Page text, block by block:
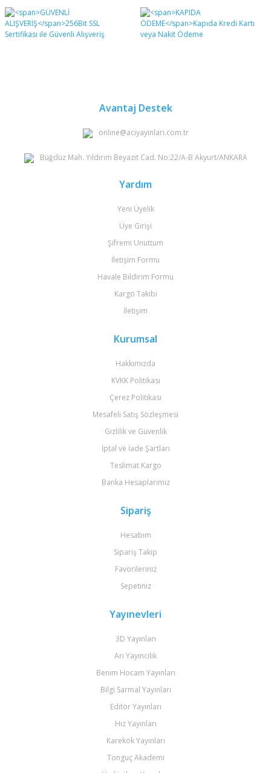
Yorum Yaz
Ürün resmi kalitesiz, bozuk veya görüntülenemiyor.
Ürün açıklamasında eksik bilgiler bulunuyor.
Avantaj Destek
online@aciyayinlari.com.tr
Büğdüz Mah. Yıldırım Beyazıt Cad. No:22/A-B Akyurt/ANKARA
Yardım
Yeni Üyelik
Üye Girişi
Şifremi Unuttum
İletişim Formu
Havale Bildirim Formu
Kargo Takibi
İletişim
Kurumsal
Hakkımızda
KVKK Politikası
Çerez Politikası
Mesafeli Satış Sözleşmesi
Gizlilik ve Güvenlik
İptal ve İade Şartları
Teslimat Kargo
Banka Hesaplarımız
Sipariş
Hesabım
Sipariş Takip
Favorileriniz
Sepetiniz
Yayınevleri
3D Yayınları
Arı Yayıncılık
Benim Hocam Yayınları
Bilgi Sarmal Yayınları
Editör Yayınları
Hız Yayınları
Karekök Yayınları
Tonguç Akademi